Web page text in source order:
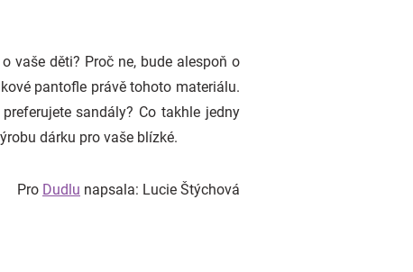
vaše děti? Proč ne, bude alespoň o
pantofle právě tohoto materiálu.
sandály? Co takhle jedny
dárku pro vaše blízké.
Pro Dudlu napsala: Lucie Štýchová